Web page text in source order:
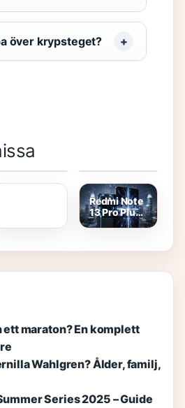
över krypsteget?
Playa del
Cura Gran
historia och
VM 2026
Morran och
Tobias –
Redmi Note
13 Pro Plus –
Kraftfull
maraton? En komplett
Wahlgren? Ålder, familj,
Series 2025 – Guide